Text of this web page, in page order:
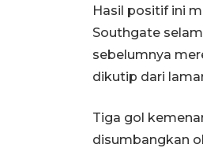
Hasil positif ini
Southgate
sebelumnya
dikutip dari
Tiga gol
disumbangkan